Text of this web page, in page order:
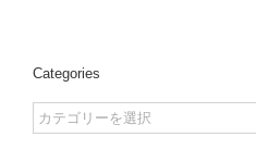
Categories
Categories